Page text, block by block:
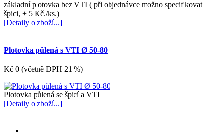
základní plotovka bez VTI ( při objednávce možno specifikovat
špici, + 5 Kč./ks.)
[Detaily o zboží...]
Plotovka půlená s VTI Ø 50-80
Kč 0 (včetně DPH 21 %)
Plotovka půlená se špicí a VTI
[Detaily o zboží...]